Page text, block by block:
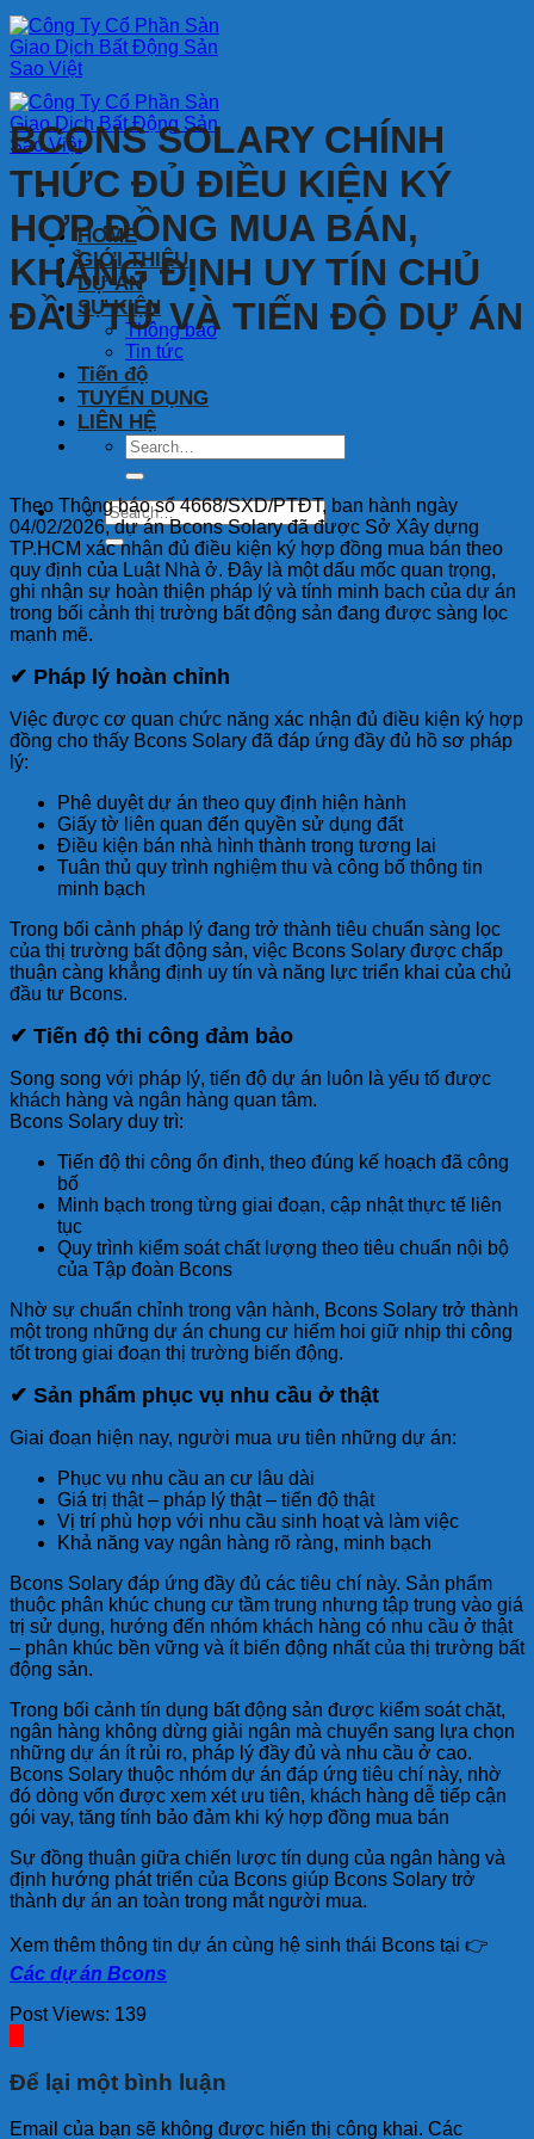
Bỏ
qua
nội
dung
HOME
GIỚI THIỆU
DỰ ÁN
SỰ KIỆN
Thông báo
Tin tức
Tiến độ
TUYỂN DỤNG
LIÊN HỆ
BCONS SOLARY CHÍNH
THỨC ĐỦ ĐIỀU KIỆN KÝ
HỢP ĐỒNG MUA BÁN,
KHẲNG ĐỊNH UY TÍN CHỦ
ĐẦU TƯ VÀ TIẾN ĐỘ DỰ ÁN
Theo Thông báo số 4668/SXD/PTĐT, ban hành ngày
04/02/2026, dự án Bcons Solary đã được Sở Xây dựng
TP.HCM xác nhận đủ điều kiện ký hợp đồng mua bán theo
quy định của Luật Nhà ở. Đây là một dấu mốc quan trọng,
ghi nhận sự hoàn thiện pháp lý và tính minh bạch của dự án
trong bối cảnh thị trường bất động sản đang được sàng lọc
mạnh mẽ.
✔ Pháp lý hoàn chỉnh
Việc được cơ quan chức năng xác nhận đủ điều kiện ký hợp
đồng cho thấy Bcons Solary đã đáp ứng đầy đủ hồ sơ pháp
lý:
Phê duyệt dự án theo quy định hiện hành
Giấy tờ liên quan đến quyền sử dụng đất
Điều kiện bán nhà hình thành trong tương lai
Tuân thủ quy trình nghiệm thu và công bố thông tin
minh bạch
Trong bối cảnh pháp lý đang trở thành tiêu chuẩn sàng lọc
của thị trường bất động sản, việc Bcons Solary được chấp
thuận càng khẳng định uy tín và năng lực triển khai của chủ
đầu tư Bcons.
✔ Tiến độ thi công đảm bảo
Song song với pháp lý, tiến độ dự án luôn là yếu tố được
khách hàng và ngân hàng quan tâm.
Bcons Solary duy trì:
Tiến độ thi công ổn định, theo đúng kế hoạch đã công
bố
Minh bạch trong từng giai đoạn, cập nhật thực tế liên
tục
Quy trình kiểm soát chất lượng theo tiêu chuẩn nội bộ
của Tập đoàn Bcons
Nhờ sự chuẩn chỉnh trong vận hành, Bcons Solary trở thành
một trong những dự án chung cư hiếm hoi giữ nhịp thi công
tốt trong giai đoạn thị trường biến động.
✔ Sản phẩm phục vụ nhu cầu ở thật
Giai đoạn hiện nay, người mua ưu tiên những dự án:
Phục vụ nhu cầu an cư lâu dài
Giá trị thật – pháp lý thật – tiến độ thật
Vị trí phù hợp với nhu cầu sinh hoạt và làm việc
Khả năng vay ngân hàng rõ ràng, minh bạch
Bcons Solary đáp ứng đầy đủ các tiêu chí này. Sản phẩm
thuộc phân khúc chung cư tầm trung nhưng tập trung vào giá
trị sử dụng, hướng đến nhóm khách hàng có nhu cầu ở thật
– phân khúc bền vững và ít biến động nhất của thị trường bất
động sản.
Trong bối cảnh tín dụng bất động sản được kiểm soát chặt,
ngân hàng không dừng giải ngân mà chuyển sang lựa chọn
những dự án ít rủi ro, pháp lý đầy đủ và nhu cầu ở cao.
Bcons Solary thuộc nhóm dự án đáp ứng tiêu chí này, nhờ
đó dòng vốn được xem xét ưu tiên, khách hàng dễ tiếp cận
gói vay, tăng tính bảo đảm khi ký hợp đồng mua bán
Sự đồng thuận giữa chiến lược tín dụng của ngân hàng và
định hướng phát triển của Bcons giúp Bcons Solary trở
thành dự án an toàn trong mắt người mua.
Xem thêm thông tin dự án cùng hệ sinh thái Bcons tại 👉
Các dự án Bcons
Post Views: 139
Để lại một bình luận
Email của bạn sẽ không được hiển thị công khai. Các